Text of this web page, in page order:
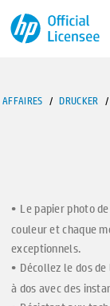
AFFAIRES / DRUCKER /
Le papier photo
couleur et chaque
exceptionnels.
Décollez le dos
à dos avec des